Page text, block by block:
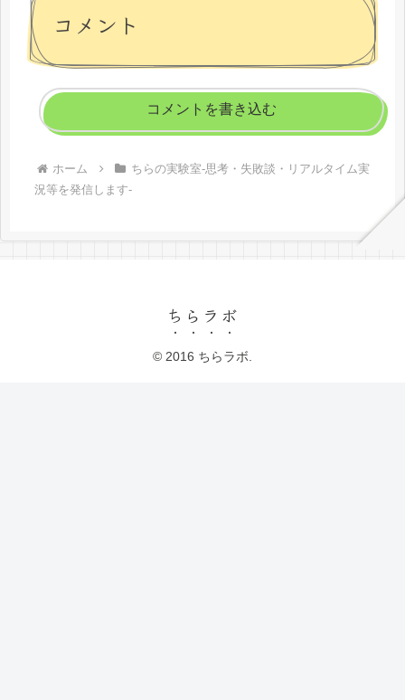
コメント
コメントを書き込む
ホーム
ちらの実験室-思考・失敗談・リアルタイム実
況等を発信します-
ちらラボ
© 2016 ちらラボ.